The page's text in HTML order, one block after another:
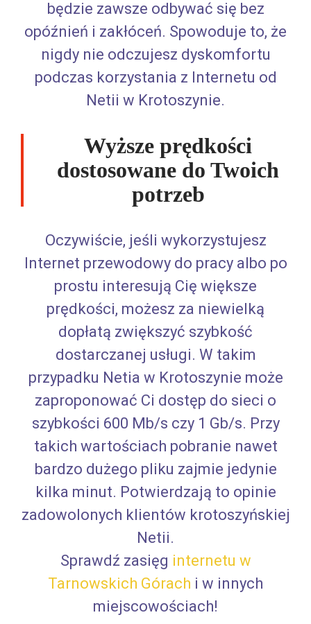
będzie zawsze odbywać się bez
opóźnień i zakłóceń. Spowoduje to, że
nigdy nie odczujesz dyskomfortu
podczas korzystania z Internetu od
Netii w Krotoszynie.
Wyższe prędkości
dostosowane do Twoich
potrzeb
Oczywiście, jeśli wykorzystujesz
Internet przewodowy do pracy albo po
prostu interesują Cię większe
prędkości, możesz za niewielką
dopłatą zwiększyć szybkość
dostarczanej usługi. W takim
przypadku Netia w Krotoszynie może
zaproponować Ci dostęp do sieci o
szybkości 600 Mb/s czy 1 Gb/s. Przy
takich wartościach pobranie nawet
bardzo dużego pliku zajmie jedynie
kilka minut. Potwierdzają to opinie
zadowolonych klientów krotoszyńskiej
Netii.
Sprawdź zasięg internetu w
Tarnowskich Górach i w innych
miejscowościach!